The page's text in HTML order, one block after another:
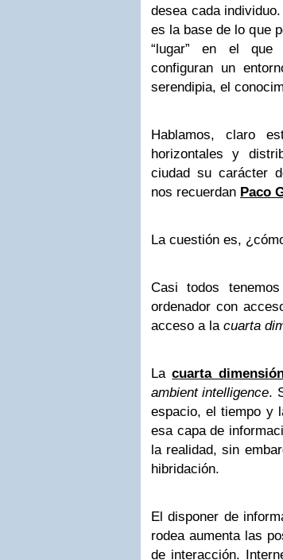
desea cada
es la base de lo que
“lugar” en el que
configuran un
serendipia, el
Hablamos, claro
horizontales y
ciudad su carácter
nos recuerdan Paco
La cuestión es,
Casi todos
ordenador con
acceso a la cuarta
Lacuarta
ambient intelligence.
espacio, el tiempo y
esa capa de
la realidad, sin
hibridación.
El disponer de
rodea aumenta las
de interacción.